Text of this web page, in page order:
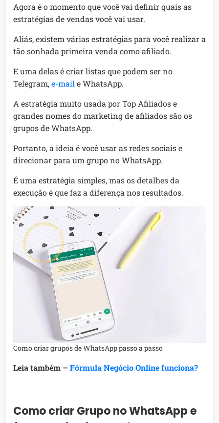
Agora é o momento que você vai definir quais as
estratégias de vendas você vai usar.
Aliás, existem várias estratégias para você realizar a
tão sonhada primeira venda como afiliado.
E uma delas é criar listas que podem ser no
Telegram,e-maile WhatsApp.
A estratégia muito usada por Top Afiliados e
grandes nomes do marketing de afiliados são os
grupos de WhatsApp.
Portanto, a ideia é você usar as redes sociais e
direcionar para um grupo no WhatsApp.
É uma estratégia simples, mas os detalhes da
execução é que faz a diferença nos resultados.
Como criar grupos de WhatsApp passo a passo
Leia também – Fórmula Negócio Online funciona?
Como criar Grupo no WhatsApp e